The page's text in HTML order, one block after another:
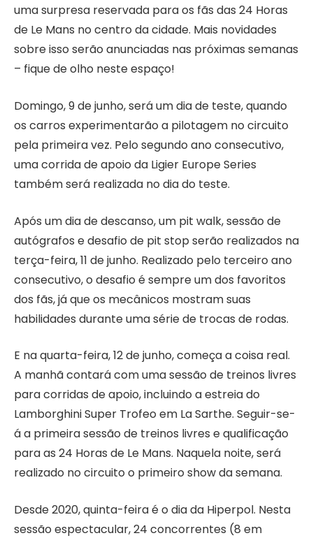
uma surpresa reservada para os fãs das 24 Horas
de Le Mans no centro da cidade. Mais novidades
sobre isso serão anunciadas nas próximas semanas
– fique de olho neste espaço!
Domingo, 9 de junho, será um dia de teste, quando
os carros experimentarão a pilotagem no circuito
pela primeira vez. Pelo segundo ano consecutivo,
uma corrida de apoio da Ligier Europe Series
também será realizada no dia do teste.
Após um dia de descanso, um pit walk, sessão de
autógrafos e desafio de pit stop serão realizados na
terça-feira, 11 de junho. Realizado pelo terceiro ano
consecutivo, o desafio é sempre um dos favoritos
dos fãs, já que os mecânicos mostram suas
habilidades durante uma série de trocas de rodas.
E na quarta-feira, 12 de junho, começa a coisa real.
A manhã contará com uma sessão de treinos livres
para corridas de apoio, incluindo a estreia do
Lamborghini Super Trofeo em La Sarthe. Seguir-se-
á a primeira sessão de treinos livres e qualificação
para as 24 Horas de Le Mans. Naquela noite, será
realizado no circuito o primeiro show da semana.
Desde 2020, quinta-feira é o dia da Hiperpol. Nesta
sessão espectacular, 24 concorrentes (8 em